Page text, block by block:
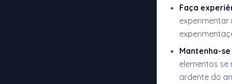
Faça
experimentar
Mantenha-
elementos
ardente do